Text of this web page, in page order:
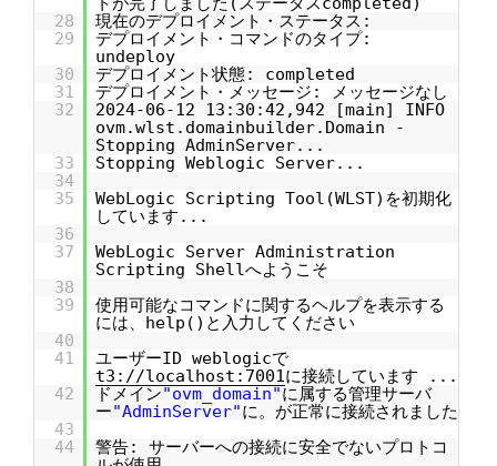
28
現在のデプロイメント・ステータス:
29
デプロイメント・コマンドのタイプ:
undeploy
30
デプロイメント状態: completed
31
デプロイメント・メッセージ: メッセージなし
32
2024-06-12 13:30:42,942 [main] INFO
ovm.wlst.domainbuilder.Domain -
Stopping AdminServer...
33
Stopping Weblogic Server...
34
35
WebLogic Scripting Tool(WLST)を初期化
しています...
36
37
WebLogic Server Administration
Scripting Shellへようこそ
38
39
使用可能なコマンドに関するヘルプを表示する
には、help()と入力してください
40
41
ユーザーID weblogicで
t3://localhost:7001に接続しています ...
42
ドメイン"ovm_domain"に属する管理サーバ
ー"AdminServer"に。が正常に接続されました
43
44
警告: サーバーへの接続に安全でないプロトコ